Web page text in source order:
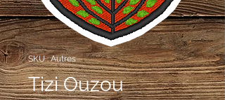
SKU : Autres
Tizi Ouzou